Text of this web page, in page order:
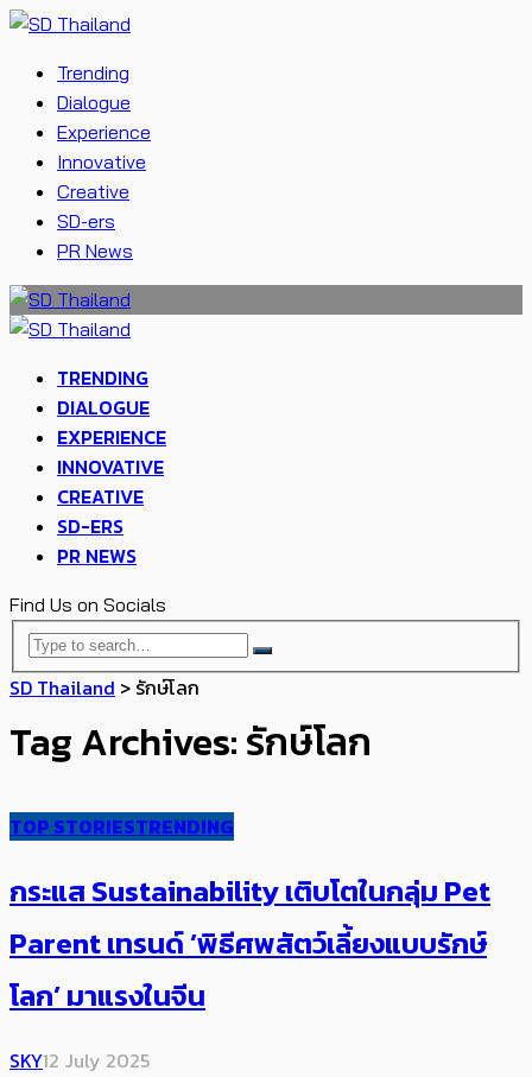
Trending
Dialogue
Experience
Innovative
Creative
SD-ers
PR News
TRENDING
DIALOGUE
EXPERIENCE
INNOVATIVE
CREATIVE
SD-ERS
PR NEWS
Find Us on Socials
SD Thailand > รักษ์โลก
Tag Archives: รักษ์โลก
TOP STORIESTRENDING
กระแส Sustainability เติบโตในกลุ่ม Pet
Parent เทรนด์ ​’พิธีศพสัตว์เลี้ยงแบบรักษ์
โลก’ มาแรงในจีน
SKY12 July 2025